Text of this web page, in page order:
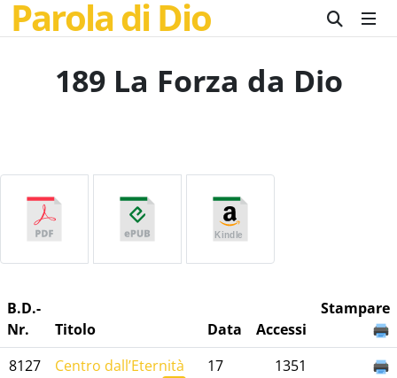
Parola di Dio
189 La Forza da Dio
B.D.-
Nr.
Titolo Data Accessi
Stampare
8127
Centro dall’Eternità
17
1351